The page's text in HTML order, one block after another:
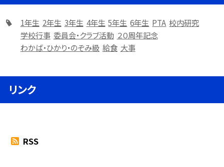
1年生 2年生 3年生 4年生 5年生 6年生 PTA 校内研究
学校行事 委員会・クラブ活動 ２０周年記念
わかば・ひかり・のぞみ級 給食 大事
リンク
RSS